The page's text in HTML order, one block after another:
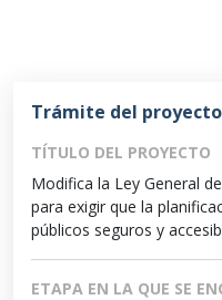
Trámite del proyecto
TÍTULO DEL PROYECTO
Modifica la Ley General
para exigir que la
públicos seguros y
ETAPA EN LA QUE SE